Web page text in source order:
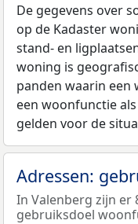
De gegevens over
op de Kadaster
stand- en
woning is
panden waarin een
een woonfunctie
gelden voor de
Adressen:
In Valenberg zijn
gebruiksdoel